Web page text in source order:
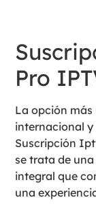
Pro
La opción
internacional y
Suscripción
se trata de
integral que
una